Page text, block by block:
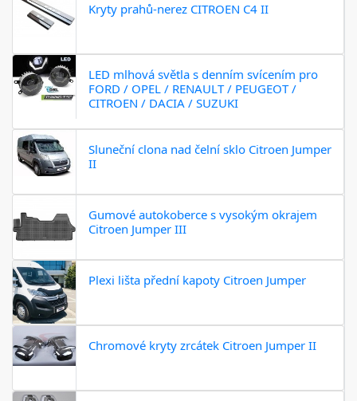
Kryty prahů-nerez CITROEN C4 II
LED mlhová světla s denním svícením pro
FORD / OPEL / RENAULT / PEUGEOT /
CITROEN / DACIA / SUZUKI
Sluneční clona nad čelní sklo Citroen Jumper
II
Gumové autokoberce s vysokým okrajem
Citroen Jumper III
Plexi lišta přední kapoty Citroen Jumper
Chromové kryty zrcátek Citroen Jumper II